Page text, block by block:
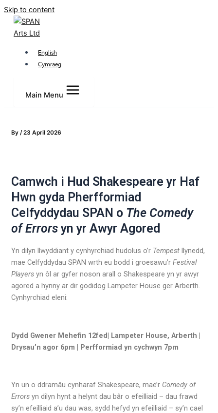
Skip to content
English
Cymraeg
Main Menu
By /23 April 2026
Camwch i Hud Shakespeare yr Haf
Hwn gyda Pherfformiad
Celfyddydau SPAN o The Comedy
of Errorsyn yr Awyr Agored
Yn dilyn llwyddiant y cynhyrchiad hudolus o’r Tempest llynedd,
mae Celfyddydau SPAN wrth eu bodd i groesawu’r Festival
Playersyn ôl ar gyfer noson arall o Shakespeare yn yr awyr
agored a hynny ar dir godidog Lampeter House ger Arberth.
Cynhyrchiad eleni:
Dydd Gwener Mehefin 12fed| Lampeter House, Arberth |
Drysau’n agor 6pm | Perfformiad yn cychwyn 7pm
Yn un o ddramâu cynharaf Shakespeare, mae’r Comedy of
Errors yn dilyn hynt a helynt dau bâr o efeilliaid – dau frawd
sy’n efeilliaid a’u dau was, sydd hefyd yn efeilliaid – sy’n cael